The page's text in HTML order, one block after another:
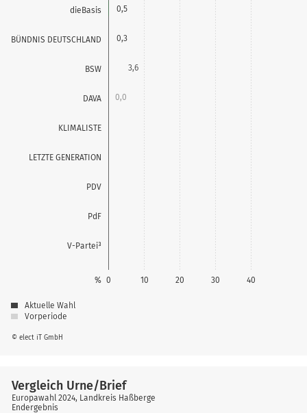
dieBasis
BÜNDNIS DEUTSCHLAND
BSW
DAVA
KLIMALISTE
LETZTE GENERATION
PDV
PdF
V-Partei³
0 10 20 30 40
%
0,5
0,3
3,6
0,0
© elect iT GmbH
Aktuelle Wahl
Vorperiode
Vergleich Urne/Brief
Europawahl 2024, Landkreis Haßberge
Endergebnis